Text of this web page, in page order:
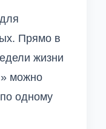
Прямо в
жизни
можно
по одному